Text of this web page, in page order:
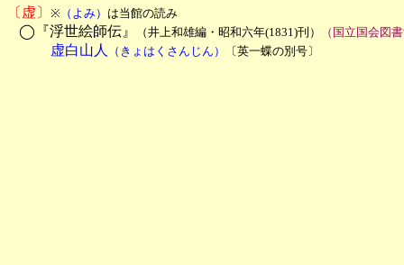
〔虚〕 ※ （よみ） は当館の読み
◯『浮世絵師伝』 （井上和雄編・昭和六年(1831)刊） （国立国会図
虚白山人 （きょはくさんじん）